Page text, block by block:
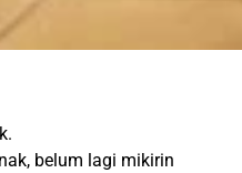
belum lagi mikirin